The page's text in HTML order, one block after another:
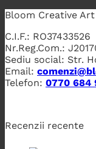
Bloom Creative Art
C.I.F.: RO37433526
Nr.Reg.Com.:
Sediu social: Str.
Email:
Telefon: 0770 684
Recenzii recente